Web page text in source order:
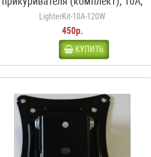
120Вт, 12-24В
LighterKit-10A-120W
450р.
КУПИТЬ